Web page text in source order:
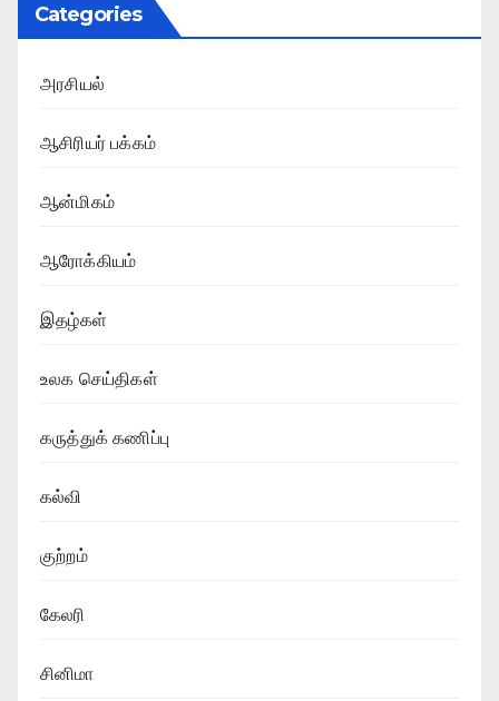
Categories
அரசியல்
ஆசிரியர் பக்கம்
ஆன்மிகம்
ஆரோக்கியம்
இதழ்கள்
உலக செய்திகள்
கருத்துக் கணிப்பு
கல்வி
குற்றம்
கேலரி
சினிமா